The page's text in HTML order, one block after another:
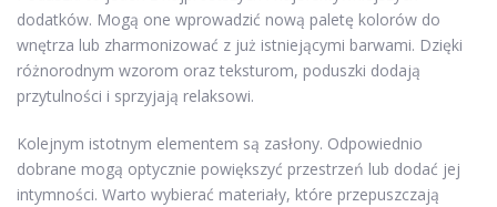
dodatków. Mogą one wprowadzić nową paletę kolorów do
wnętrza lub zharmonizować z już istniejącymi barwami. Dzięki
różnorodnym wzorom oraz teksturom, poduszki dodają
przytulności i sprzyjają relaksowi.
Kolejnym istotnym elementem są zasłony. Odpowiednio
dobrane mogą optycznie powiększyć przestrzeń lub dodać jej
intymności. Warto wybierać materiały, które przepuszczają